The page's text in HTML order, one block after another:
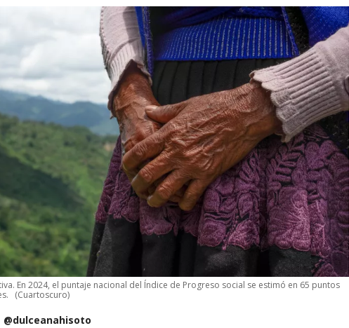
En 2024, el puntaje nacional del Índice de Progreso social se estimó en 65 puntos
(Cuartoscuro)
@dulceanahisoto